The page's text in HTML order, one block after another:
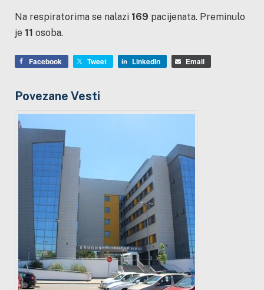
Na respiratorima se nalazi 169 pacijenata. Preminulo
je 11 osoba.
Facebook Tweet LinkedIn Email
Povezane Vesti